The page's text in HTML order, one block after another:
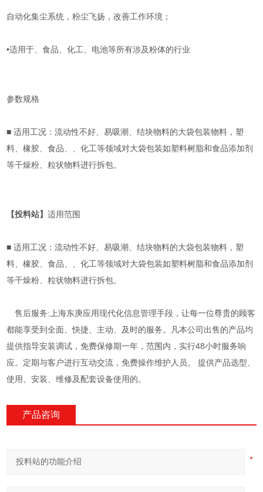
自动化集尘系统，粉尘飞扬，改善工作环境；
•适用于、食品、化工、电池等所有涉及粉体的行业
参数规格
■ 适用工况：流动性不好、易吸潮、结块物料的大袋包装物料，塑
料、橡胶、食品、、化工等领域对大袋包装如塑料树脂和食品添加剂
等干燥粉、粒状物料进行拆包。
【投料站】适用范围
■ 适用工况：流动性不好、易吸潮、结块物料的大袋包装物料，塑
料、橡胶、食品、、化工等领域对大袋包装如塑料树脂和食品添加剂
等干燥粉、粒状物料进行拆包。
售后服务:上海东庚应用现代化信息管理手段，让每一位尊贵的顾客
都能享受到全面、快捷、主动、及时的服务。凡本公司出售的产品均
提供指导安装调试，免费保修期一年，范围内，实行48小时服务响
应。定期与客户进行互动交流，免费操作维护人员。 提供产品选型、
使用、安装、维修及配套设备使用的。
产品咨询